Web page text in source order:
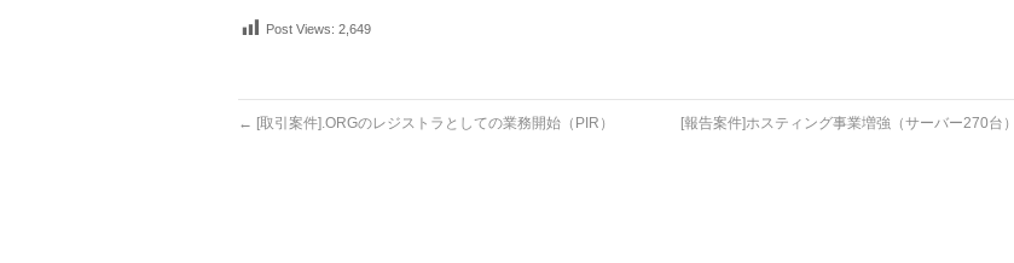
Post Views: 2,649
← [取引案件].ORGのレジストラとしての業務開始（PIR） [報告案件]ホスティング事業増強（サーバー270台）